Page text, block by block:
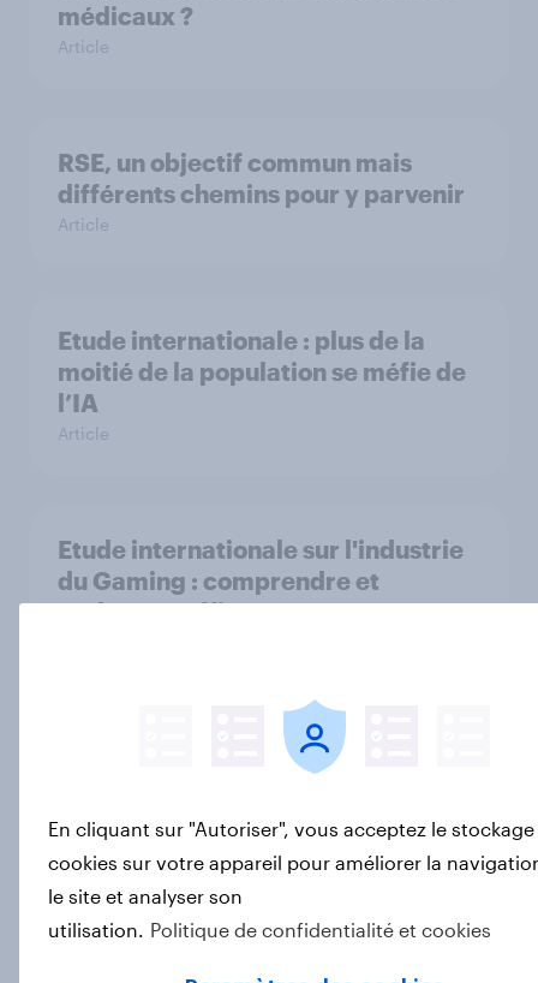
médicaux ?
Article
RSE, un objectif commun mais
différents chemins pour y parvenir
Article
Etude internationale : plus de la
moitié de la population se méfie de
l’IA
Article
Etude internationale sur l'industrie
du Gaming : comprendre et
s’adresser efficacement aux
JustAnswer generated 40+ press
mentions with YouGov Surveys
En cliquant sur "Autoriser", vous acceptez le stockage
cookies sur votre appareil pour améliorer la
le site et analyser son
utilisation. Politique de confidentialité et cookies